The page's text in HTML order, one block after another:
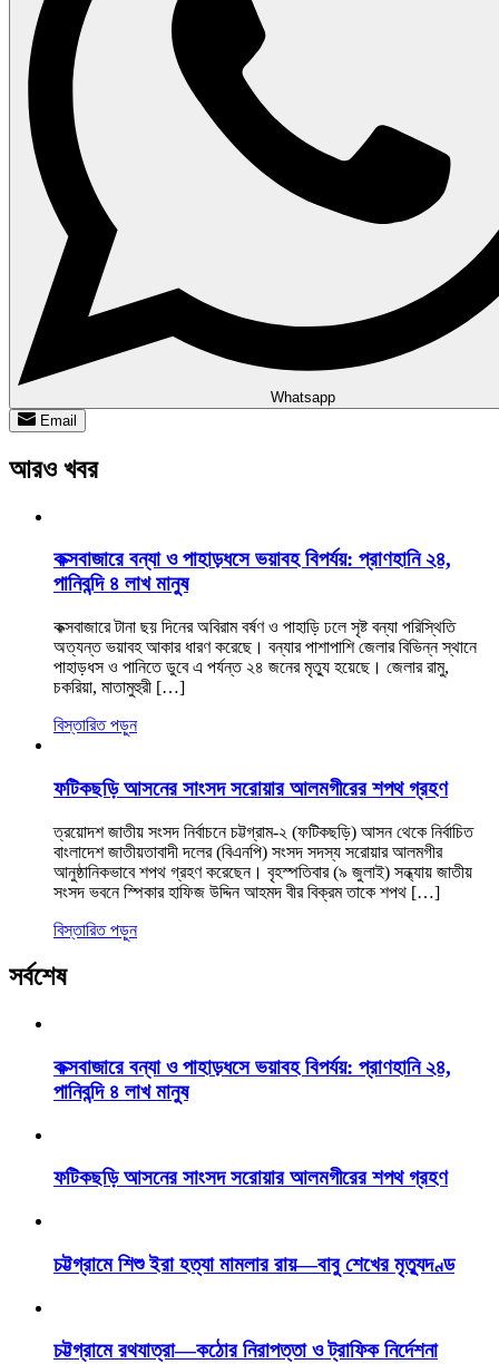
Whatsapp
Email
আরও খবর
কক্সবাজারে বন্যা ও পাহাড়ধসে ভয়াবহ বিপর্যয়: প্রাণহানি ২৪,
পানিবন্দি ৪ লাখ মানুষ
কক্সবাজারে টানা ছয় দিনের অবিরাম বর্ষণ ও পাহাড়ি ঢলে সৃষ্ট বন্যা পরিস্থিতি
অত্যন্ত ভয়াবহ আকার ধারণ করেছে। বন্যার পাশাপাশি জেলার বিভিন্ন স্থানে
পাহাড়ধস ও পানিতে ডুবে এ পর্যন্ত ২৪ জনের মৃত্যু হয়েছে। জেলার রামু,
চকরিয়া, মাতামুহুরী […]
বিস্তারিত পড়ুন
ফটিকছড়ি আসনের সাংসদ সরোয়ার আলমগীরের শপথ গ্রহণ
ত্রয়োদশ জাতীয় সংসদ নির্বাচনে চট্টগ্রাম-২ (ফটিকছড়ি) আসন থেকে নির্বাচিত
বাংলাদেশ জাতীয়তাবাদী দলের (বিএনপি) সংসদ সদস্য সরোয়ার আলমগীর
আনুষ্ঠানিকভাবে শপথ গ্রহণ করেছেন। বৃহস্পতিবার (৯ জুলাই) সন্ধ্যায় জাতীয়
সংসদ ভবনে স্পিকার হাফিজ উদ্দিন আহমদ বীর বিক্রম তাকে শপথ […]
বিস্তারিত পড়ুন
সর্বশেষ
কক্সবাজারে বন্যা ও পাহাড়ধসে ভয়াবহ বিপর্যয়: প্রাণহানি ২৪,
পানিবন্দি ৪ লাখ মানুষ
ফটিকছড়ি আসনের সাংসদ সরোয়ার আলমগীরের শপথ গ্রহণ
চট্টগ্রামে শিশু ইরা হত্যা মামলার রায়—বাবু শেখের মৃত্যুদণ্ড
চট্টগ্রামে রথযাত্রা—কঠোর নিরাপত্তা ও ট্রাফিক নির্দেশনা